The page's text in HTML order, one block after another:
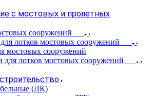
с мостовых и пролетных
сооружений
лотков мостовых сооружений
мостовых сооружений
для лотков мостовых сооружений
(ЛК)